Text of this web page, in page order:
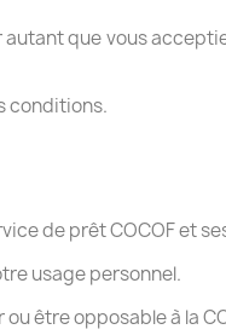
que vous
conditions.
de prêt COCOF et
usage personnel.
être opposable à la